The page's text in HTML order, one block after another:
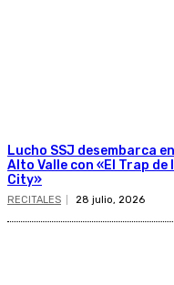
Lucho SSJ desembarca en
Alto Valle con «El Trap de
City»
RECITALES 28 julio, 2026